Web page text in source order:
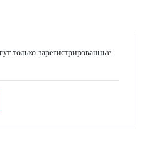
только зарегистрированные